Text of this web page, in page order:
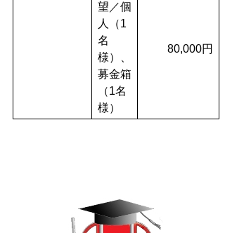
望／個
人（1
名
様）、
募金箱
（1名
様）
80,000円